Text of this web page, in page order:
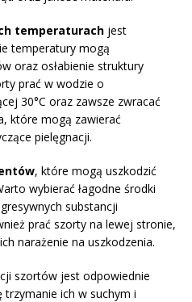
temperaturach jest
temperatury mogą
oraz osłabienie struktury
prać w wodzie o
30°C oraz zawsze zwracać
które mogą zawierać
pielęgnacji.
, które mogą uszkodzić
wybierać łagodne środki
substancji
prać szorty na lewej stronie,
narażenie na uszkodzenia.
szortów jest odpowiednie
trzymanie ich w suchym i